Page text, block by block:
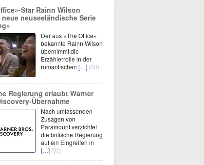
Star Rainn Wilson
neuseeländische Serie
Der aus «The Office»
bekannte Rainn Wilson
übernimmt die
Erzählerrolle in der
romantischen […] (00)
Regierung erlaubt Warner
Übernahme
Nach umfassenden
Zusagen von
Paramount verzichtet
die britische Regierung
auf ein Eingreifen in
[…] (00)